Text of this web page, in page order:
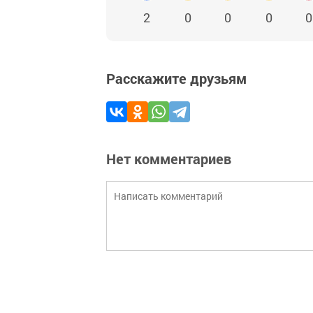
2 0 0 0 0
Расскажите друзьям
Нет комментариев